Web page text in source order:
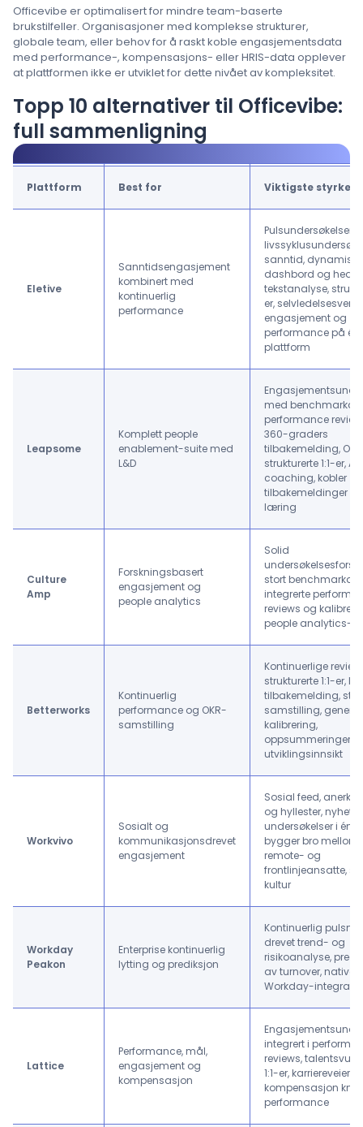
Officevibe er optimalisert for mindre team-baserte
brukstilfeller. Organisasjoner med komplekse strukturer,
globale team, eller behov for å raskt koble engasjementsdata
med performance-, kompensasjons- eller HRIS-data opplever
at plattformen ikke er utviklet for dette nivået av kompleksitet.
Topp 10 alternativer til Officevibe:
full sammenligning
Plattform Best for Viktigste styrker
Eletive
Sanntidsengasjement
kombinert med
kontinuerlig
performance
Pulsundersøkelser
sanntid, dynamiske
dashbord og
tekstanalyse,
er,
engasjement og
performance på én
plattform
Leapsome
Komplett people
enablement-suite med
L&D
med
performance
360-graders
tilbakemelding, OKR,
strukturerte 1:1-er, AI-
coaching, kobler
tilbakemeldinger til
læring
Culture
Amp
Forskningsbasert
engasjement og
people analytics
Solid
stort
integrerte
reviews og
people analytics-
Betterworks
Kontinuerlig
performance og OKR-
samstilling
Kontinuerlige
strukturerte 1:1-er,
tilbakemelding,
samstilling,
kalibrering,
oppsummeringer
utviklingsinnsikt
Workvivo
Sosialt og
kommunikasjonsdrevet
engasjement
Sosial feed,
og hyllester,
undersøkelser i én
bygger bro mellom
remote- og
frontlinjeansatte,
kultur
Workday
Peakon
Enterprise kontinuerlig
lytting og prediksjon
Kontinuerlig
drevet trend- og
risikoanalyse,
av turnover, native
Workday-
Lattice
Performance, mål,
engasjement og
kompensasjon
integrert i
reviews,
1:1-er, karriereveier
kompensasjon
performance